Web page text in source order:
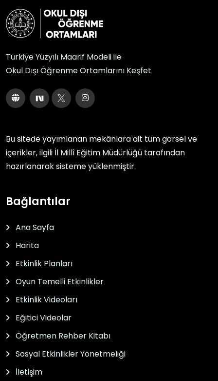
Türkiye Yüzyılı Maarif Modeli ile
Okul Dışı Öğrenme Ortamlarını Keşfet
Bu sitede yayımlanan mekânlara ait tüm görsel ve
içerikler, ilgili İl Millî Eğitim Müdürlüğü tarafından
hazırlanarak sisteme yüklenmiştir.
Bağlantılar
Ana Sayfa
Harita
Etkinlik Planları
Oyun Temelli Etkinlikler
Etkinlik Videoları
Eğitici Videolar
Öğretmen Rehber Kitabı
Sosyal Etkinlikler Yönetmeliği
İletişim